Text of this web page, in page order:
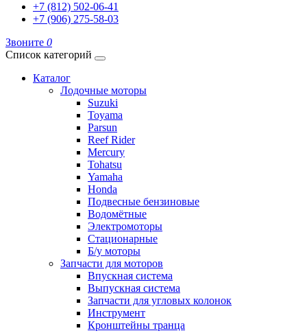
+7 (812) 502-06-41
+7 (906) 275-58-03
Звоните 0
Список категорий
Каталог
Лодочные моторы
Suzuki
Toyama
Parsun
Reef Rider
Mercury
Tohatsu
Yamaha
Honda
Подвесные бензиновые
Водомётные
Электромоторы
Стационарные
Б/у моторы
Запчасти для моторов
Впускная система
Выпускная система
Запчасти для угловых колонок
Инструмент
Кронштейны транца